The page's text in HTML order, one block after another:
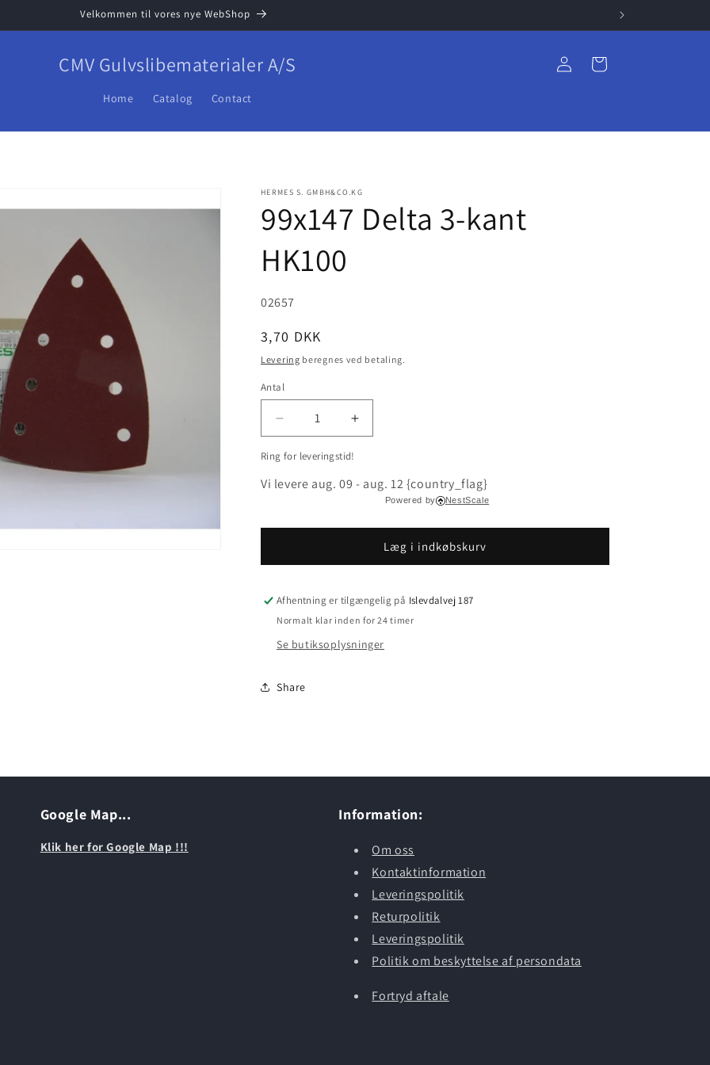
Velkommen til vores nye WebShop
CMV Gulvslibematerialer A/S
Home Catalog Contact
Log
ind
Indkøbskurv
HERMES S. GMBH&CO.KG
99x147 Delta 3-kant
HK100
SKU:
02657
Normalpris
3,70 DKK
Levering beregnes ved betaling.
Antal
Reducer
antallet
for
Delta
kant
Øg
antallet
Delta
kant
HK100
Ring for leveringstid!
Vi levere aug. 09 - aug. 12 {country_flag}
Powered by NestScale
Læg i indkøbskurv
Afhentning er tilgængelig på Islevdalvej 187
Normalt klar inden for 24 timer
Se butiksoplysninger
Share
Google Map...
Klik her for Google Map !!!
Information:
Om oss
Kontaktinformation
Leveringspolitik
Returpolitik
Leveringspolitik
Politik om beskyttelse af persondata
Fortryd aftale